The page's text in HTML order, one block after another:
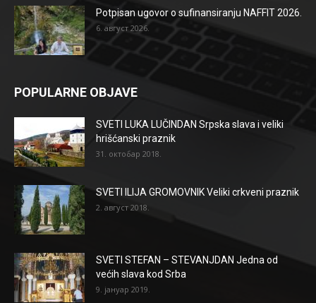
Potpisan ugovor o sufinansiranju NAFFIT 2026.
6. август 2026.
POPULARNE OBJAVE
SVETI LUKA LUČINDAN Srpska slava i veliki
hrišćanski praznik
31. октобар 2018.
SVETI ILIJA GROMOVNIK Veliki crkveni praznik
2. август 2018.
SVETI STEFAN – STEVANJDAN Jedna od
većih slava kod Srba
9. јануар 2019.